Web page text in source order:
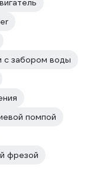
с забором воды
помпой
фрезой